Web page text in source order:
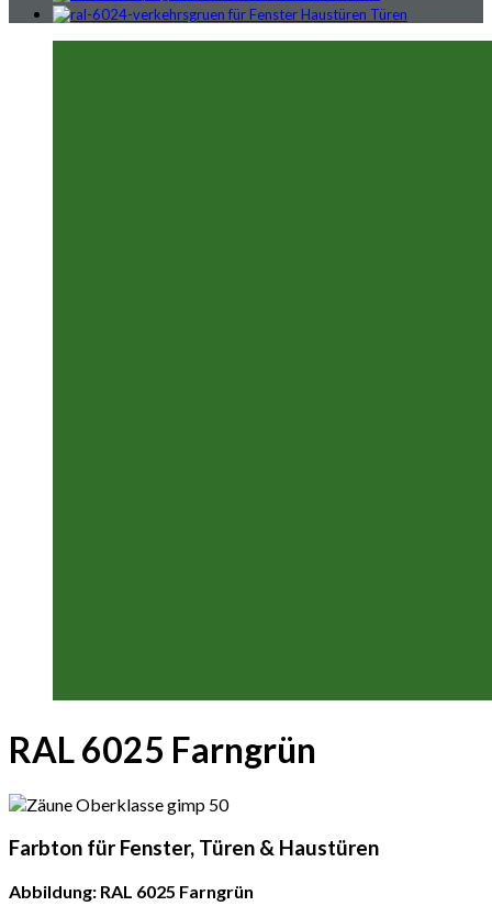
RAL 6025 Farngrün
Farbton für Fenster, Türen & Haustüren
Abbildung: RAL 6025 Farngrün